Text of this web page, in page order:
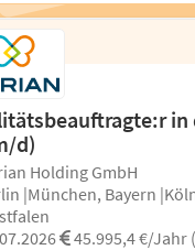
in
d)
Holding GmbH
|München, Bayern
45.995,4 €/Jahr